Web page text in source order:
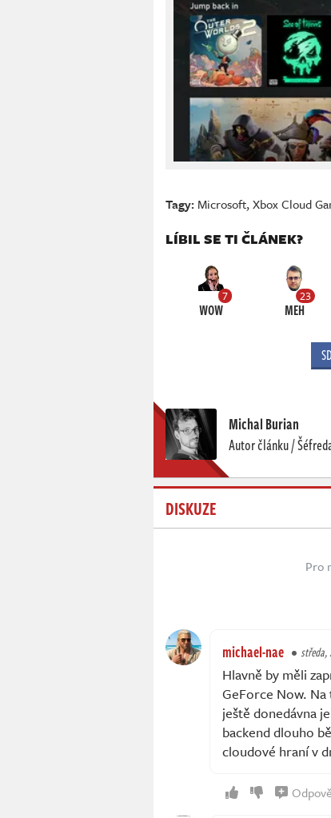
Tagy: Microsoft,Xbox Cloud
LÍBIL SE TI ČLÁNEK?
7
WOW
23
MEH
Michal Burian
Autor článku /
DISKUZE
Pro
michael-nae středa,
Hlavně by měli
GeForce Now.
ještě donedávna
backend dlouho
cloudové hraní v